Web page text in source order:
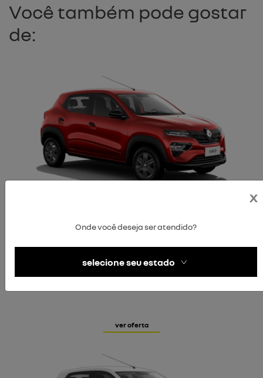
Você também pode gostar
de:
zen
ver oferta
x
Onde você deseja ser atendido?
selecione seu estado